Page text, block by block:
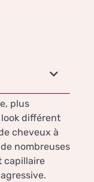
plus
différent
cheveux à
nombreuses
capillaire